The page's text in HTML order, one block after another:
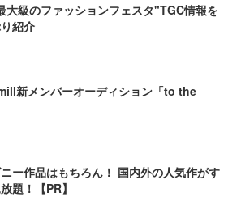
大級のファッションフェスタ"TGC情報を
紹介
新メンバーオーディション「to the
ー作品はもちろん！ 国内外の人気作がす
題！【PR】